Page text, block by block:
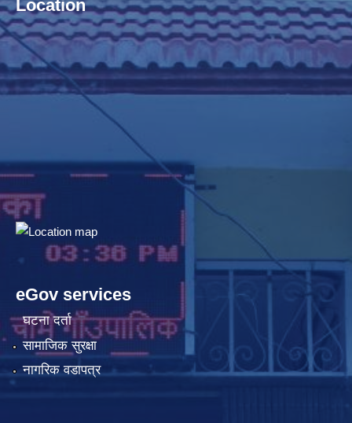
Location
eGov services
घटना दर्ता
सामाजिक सुरक्षा
नागरिक वडापत्र